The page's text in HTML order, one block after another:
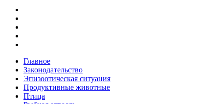
Главное
Законодательство
Эпизоотическая ситуация
Продуктивные животные
Птица